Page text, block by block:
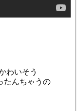
わいそう
たんちゃうの